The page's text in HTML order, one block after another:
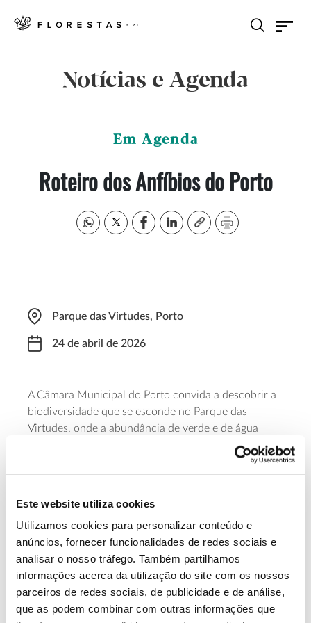
Este website utiliza cookies
Utilizamos cookies para personalizar conteúdo e
anúncios, fornecer funcionalidades de redes sociais e
analisar o nosso tráfego. Também partilhamos
informações acerca da utilização do site com os nossos
parceiros de redes sociais, de publicidade e de análise,
que as podem combinar com outras informações que
Notícias e Agenda
Em Agenda
Roteiro dos Anfíbios do Porto
Parque das Virtudes, Porto
24 de abril de 2026
A Câmara Municipal do Porto convida a descobrir a
biodiversidade que se esconde no Parque das
Virtudes, onde a abundância de verde e de água
sustenta uma importante população de sapo-
parteiro. A atividade decorre das 20h30 às 22h30 e
para participar é necessária inscrição prévia.
13.07.2026
Genoma do priolo e de outras espécies em risco:
conhecer para conservar